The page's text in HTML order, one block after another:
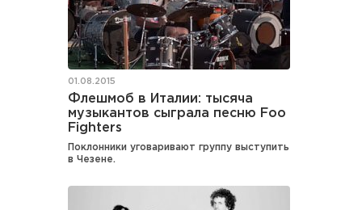
01.08.2015
Флешмоб в Италии: тысяча
музыкантов сыграла песню Foo
Fighters
Поклонники уговаривают группу выступить
в Чезене.